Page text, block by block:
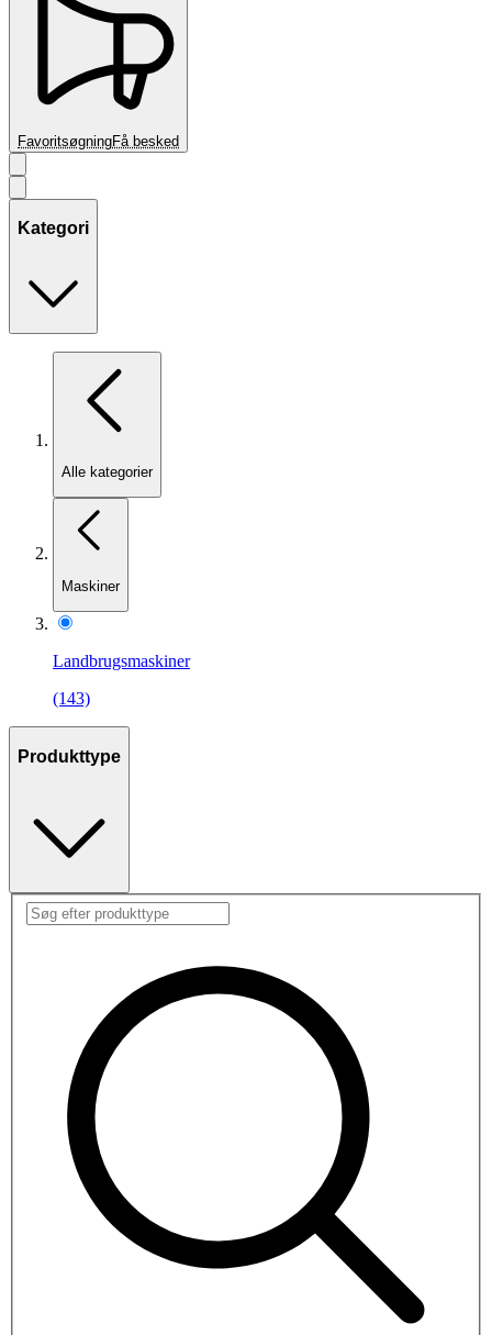
FavoritsøgningFå besked
Kategori
Alle kategorier
Maskiner
Landbrugsmaskiner
(143)
Produkttype